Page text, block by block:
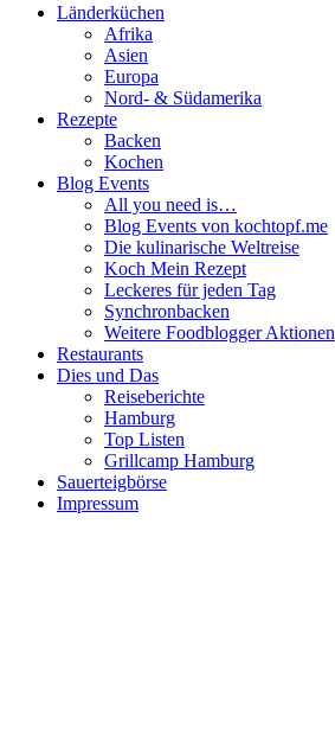
Länderküchen
Afrika
Asien
Europa
Nord- & Südamerika
Rezepte
Backen
Kochen
Blog Events
All you need is…
Blog Events von kochtopf.me
Die kulinarische Weltreise
Koch Mein Rezept
Leckeres für jeden Tag
Synchronbacken
Weitere Foodblogger Aktionen
Restaurants
Dies und Das
Reiseberichte
Hamburg
Top Listen
Grillcamp Hamburg
Sauerteigbörse
Impressum